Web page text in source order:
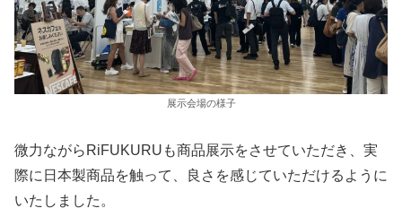
展示会場の様子
微力ながらRiFUKURUも商品展示をさせていただき、実
際に日本製商品を触って、良さを感じていただけるように
いたしました。